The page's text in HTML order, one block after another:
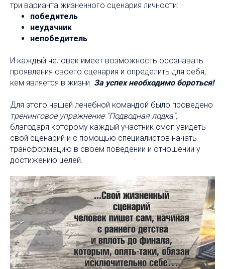
три варианта жизненного сценария личности:
победитель
неудачник
непобедитель
И каждый человек имеет возможность осознавать
проявления своего сценария и определить для себя,
кем является в жизни. За успех необходимо бороться!
Для этого нашей лечебной командой было проведено
тренинговое упражнение "Подводная лодка",
благодаря которому каждый участник смог увидеть
свой сценарий и с помощью специалистов начать
трансформацию в своем поведении и отношении у
достижению целей.